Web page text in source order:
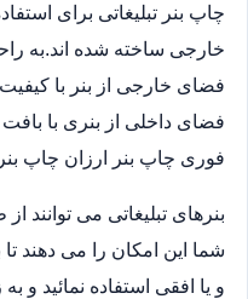
چاپ بنر تبلیغاتی برای
خارجی ساخته شده اند.به
فضای خارجی از بنر با کیفیت
فضای داخلی از بنری با
فوری چاپ بنر ارزان چاپ بنر
بنرهای تبلیغاتی می توانند
شما این امکان را می دهند
و یا افقی استفاده نمائید و